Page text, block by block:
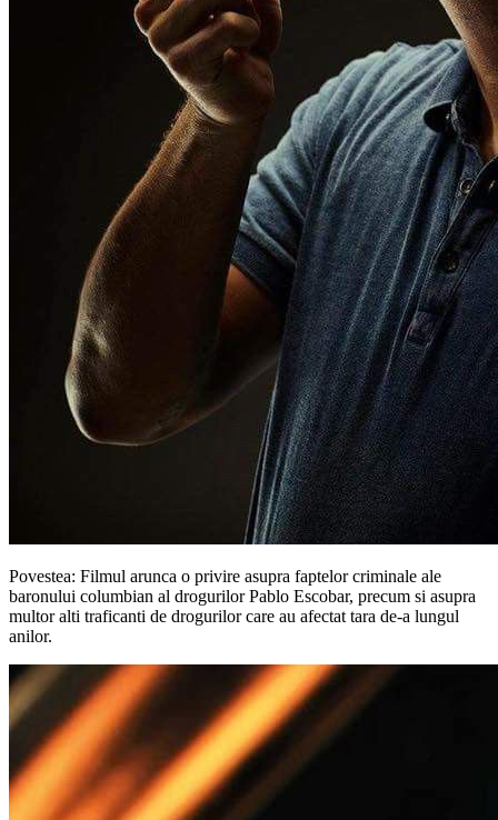
Povestea: Filmul arunca o privire asupra faptelor criminale ale
baronului columbian al drogurilor Pablo Escobar, precum si asupra
multor alti traficanti de drogurilor care au afectat tara de-a lungul
anilor.